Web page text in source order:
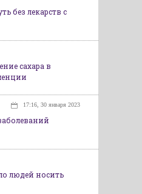
без лекарств с
сахара в
17:16, 30 января 2023
людей носить